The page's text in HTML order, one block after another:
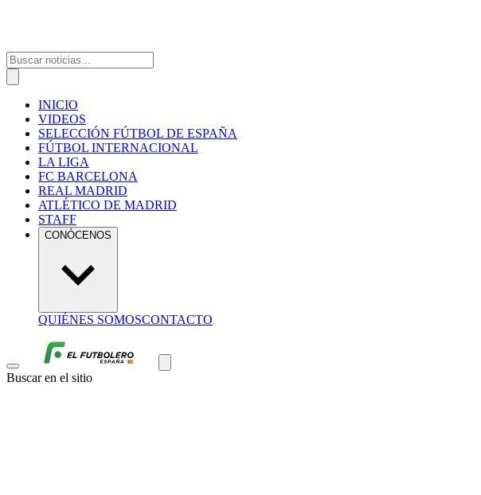
INICIO
VIDEOS
SELECCIÓN FÚTBOL DE ESPAÑA
FÚTBOL INTERNACIONAL
LA LIGA
FC BARCELONA
REAL MADRID
ATLÉTICO DE MADRID
STAFF
CONÓCENOS
QUIÉNES SOMOSCONTACTO
Buscar en el sitio